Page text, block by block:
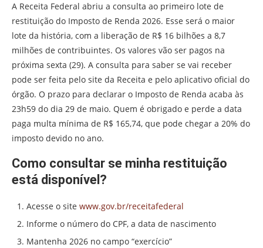
A Receita Federal abriu a consulta ao primeiro lote de
restituição do Imposto de Renda 2026. Esse será o maior
lote da história, com a liberação de R$ 16 bilhões a 8,7
milhões de contribuintes. Os valores vão ser pagos na
próxima sexta (29). A consulta para saber se vai receber
pode ser feita pelo site da Receita e pelo aplicativo oficial do
órgão. O prazo para declarar o Imposto de Renda acaba às
23h59 do dia 29 de maio. Quem é obrigado e perde a data
paga multa mínima de R$ 165,74, que pode chegar a 20% do
imposto devido no ano.
Como consultar se minha restituição
está disponível?
Acesse o site www.gov.br/receitafederal
Informe o número do CPF, a data de nascimento
Mantenha 2026 no campo “exercício”